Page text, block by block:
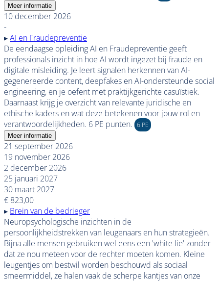
Meer informatie
10 december 2026
-
▸AI en Fraudepreventie
De eendaagse opleiding AI en Fraudepreventie geeft
professionals inzicht in hoe AI wordt ingezet bij fraude en
digitale misleiding. Je leert signalen herkennen van AI-
gegenereerde content, deepfakes en AI-ondersteunde social
engineering, en je oefent met praktijkgerichte casuïstiek.
Daarnaast krijg je overzicht van relevante juridische en
ethische kaders en wat deze betekenen voor jouw rol en
verantwoordelijkheden. 6 PE punten. 6 PE
Meer informatie
21 september 2026
19 november 2026
2 december 2026
25 januari 2027
30 maart 2027
€ 823,00
▸ Brein van de bedrieger
Neuropsychologische inzichten in de
persoonlijkheidstrekken van leugenaars en hun strategieën.
Bijna alle mensen gebruiken wel eens een 'white lie' zonder
dat ze nou meteen voor de rechter moeten komen. Kleine
leugentjes om bestwil worden beschouwd als sociaal
smeermiddel, ze halen vaak de scherpe kantjes van onze